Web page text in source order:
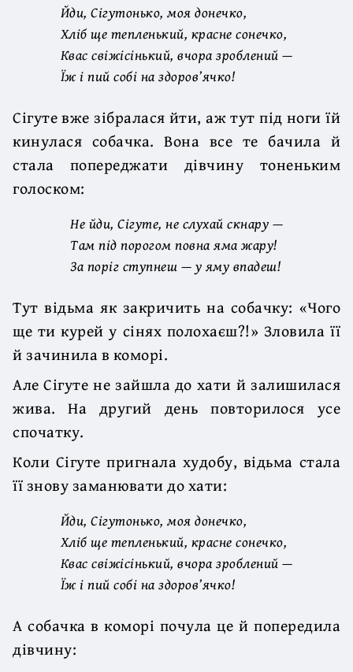
Йди, Сігутонько, моя донечко,
Хліб ще тепленький, красне сонечко,
Квас свіжісінький, вчора зроблений —
Їж і пий собі на здоров’ячко!
Сігуте вже зібралася йти, аж тут під ноги їй
кинулася собачка. Вона все те бачила й
стала попереджати дівчину тоненьким
голоском:
Не йди, Сігуте, не слухай скнару —
Там під порогом повна яма жару!
За поріг ступнеш — у яму впадеш!
Тут відьма як закричить на собачку: «Чого
ще ти курей у сінях полохаєш?!» Зловила її
й зачинила в коморі.
Але Сігуте не зайшла до хати й залишилася
жива. На другий день повторилося усе
спочатку.
Коли Сігуте пригнала худобу, відьма стала
її знову заманювати до хати:
Йди, Сігутонько, моя донечко,
Хліб ще тепленький, красне сонечко,
Квас свіжісінький, вчора зроблений —
Їж і пий собі на здоров’ячко!
А собачка в коморі почула це й попередила
дівчину: